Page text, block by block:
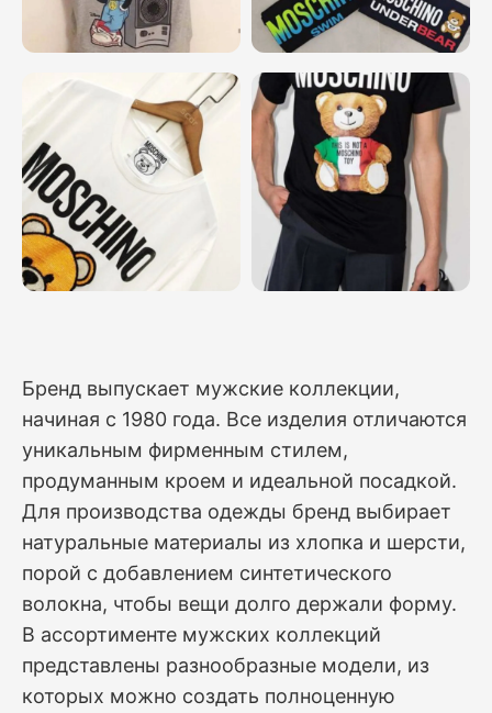
Бренд выпускает мужские коллекции,
начиная с 1980 года. Все изделия отличаются
уникальным фирменным стилем,
продуманным кроем и идеальной посадкой.
Для производства одежды бренд выбирает
натуральные материалы из хлопка и шерсти,
порой с добавлением синтетического
волокна, чтобы вещи долго держали форму.
В ассортименте мужских коллекций
представлены разнообразные модели, из
которых можно создать полноценную